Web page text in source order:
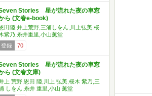
Stories 星が流れた夜の車窓
ら (文春e-book)
田陸,井上荒野,三浦しをん,川上弘美,桜
紫乃,糸井重里,小山薫堂
登録
70
Stories 星が流れた夜の車窓
ら (文春文庫)
上 荒野,恩田 陸,川上 弘美,桜木 紫乃,三
しをん,糸井 重里,小山 薫堂